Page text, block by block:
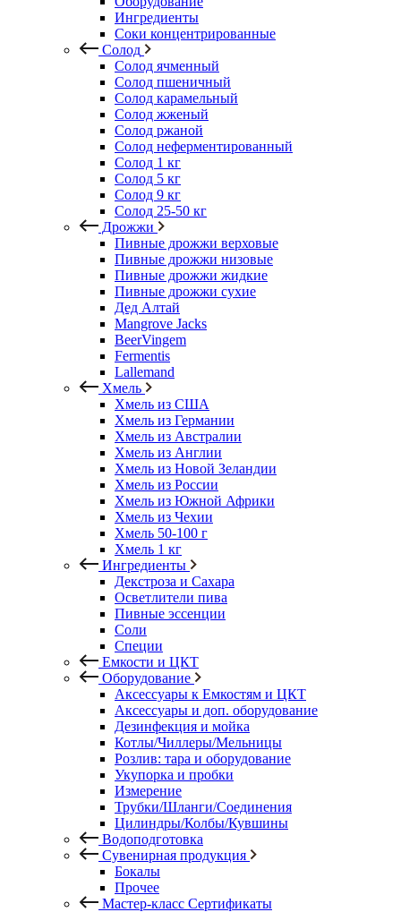
Ингредиенты
Соки концентрированные
Солод
Солод ячменный
Солод пшеничный
Солод карамельный
Солод жженый
Солод ржаной
Солод неферментированный
Солод 1 кг
Солод 5 кг
Солод 9 кг
Солод 25-50 кг
Дрожжи
Пивные дрожжи верховые
Пивные дрожжи низовые
Пивные дрожжи жидкие
Пивные дрожжи сухие
Дед Алтай
Mangrove Jacks
BeerVingem
Fermentis
Lallemand
Хмель
Хмель из США
Хмель из Германии
Хмель из Австралии
Хмель из Англии
Хмель из Новой Зеландии
Хмель из России
Хмель из Южной Африки
Хмель из Чехии
Хмель 50-100 г
Хмель 1 кг
Ингредиенты
Декстроза и Сахара
Осветлители пива
Пивные эссенции
Соли
Специи
Емкости и ЦКТ
Оборудование
Аксессуары к Емкостям и ЦКТ
Аксессуары и доп. оборудование
Дезинфекция и мойка
Котлы/Чиллеры/Мельницы
Розлив: тара и оборудование
Укупорка и пробки
Измерение
Трубки/Шланги/Соединения
Цилиндры/Колбы/Кувшины
Водоподготовка
Сувенирная продукция
Бокалы
Прочее
Мастер-класс Сертификаты